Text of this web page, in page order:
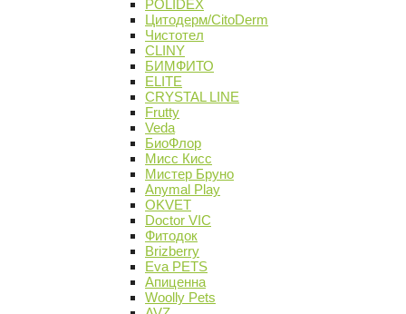
POLIDEX
Цитодерм/CitoDerm
Чистотел
CLINY
БИМФИТО
ELITE
CRYSTAL LINE
Frutty
Veda
БиоФлор
Мисс Кисс
Мистер Бруно
Anymal Play
OKVET
Doctor VIC
Фитодок
Brizberry
Eva PETS
Апиценна
Woolly Pets